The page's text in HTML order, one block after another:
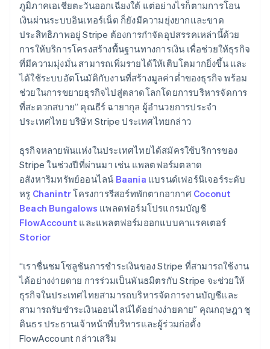
ภูมิภาคเอเชียตะวันออกเฉียงใต้ แต่อย่างไรก็ตามการโอน
เงินผ่านระบบอินเทอร์เน็ต ก็ยังมีความยุ่งยากและขาด
ประสิทธิภาพอยู่ Stripe ต้องการกำจัดอุปสรรคเหล่านี้ด้วย
การให้บริการโครงสร้างพื้นฐานทางการเงิน เพื่อช่วยให้ธุรกิจ
ที่มีความมุ่งมั่น สามารถเพิ่มรายได้ให้เติบโตมากยิ่งขึ้น และ
ได้ใช้ระบบอัตโนมัติกับงานที่สร้างมูลค่าต่ำของธุรกิจ พร้อม
ช่วยในการขยายธุรกิจไปสู่ตลาดโลกโดยการบริหารจัดการ
ที่สะดวกสบาย” คุณธีร์ ฉายากุล ผู้อำนวยการประจำ
ประเทศไทย บริษัท Stripe ประเทศไทยกล่าว
ธุรกิจหลายพันแห่งในประเทศไทยได้สมัครใช้บริการของ
Stripe ในช่วงปีที่ผ่านมา เช่น แพลตฟอร์มตลาด
อสังหาริมทรัพย์ออนไลน์ Baania แบรนด์เฟอร์นิเจอร์ระดับ
หรู Chanintrโครงการรีสอร์ทพักตากอากาศ Coconut
Beach Bungalows แพลตฟอร์มโปรแกรมบัญชี
FlowAccount และแพลตฟอร์มออกแบบคาแรคเตอร์
Storior
“เราชื่นชมโซลูชันการชําระเงินของ Stripe ที่สามารถใช้งาน
ได้อย่างง่ายดาย การร่วมเป็นพันธมิตรกับ Stripe จะช่วยให้
ธุรกิจในประเทศไทยสามารถบริหารจัดการงานบัญชีและ
สามารถรับชำระเงินออนไลน์ได้อย่างง่ายดาย” คุณกฤษฎา ชุ
ตินธร ประธานเจ้าหน้าที่บริหารและผู้ร่วมก่อตั้ง
FlowAccount กล่าวเสริม
Estland
English
Festlandchina
简体中文English
Finnland
EnglishSvenska
Frankreich
FrançaisEnglish
Gibraltar
English
Griechenland
Indien
English
Irland
English
Italien
Italiano English
Japan
日本語
EnglishFrançais
Kroatien
EnglishItaliano
Lettland
English
Liechtenstein
DeutschEnglish